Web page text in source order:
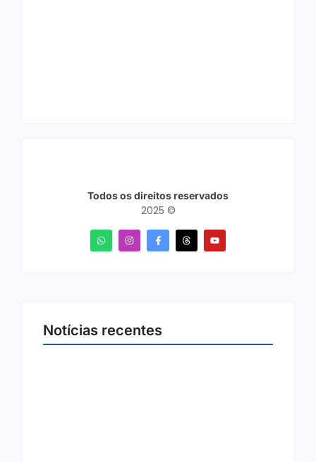
Todos os direitos reservados
2025 ©
Notícias recentes